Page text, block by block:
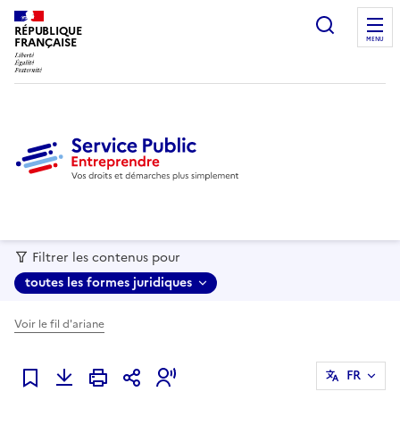
RÉPUBLIQUE
FRANÇAISE MENU
Filtrer les contenus pour
toutes les formes juridiques
Voir le fil d'ariane
Ajouter à mes favoris
FR